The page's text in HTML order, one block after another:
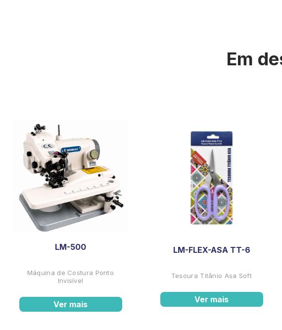
Em
LM-500
Máquina de Costura Ponto
Invisível
Ver mais
LM-FLEX-ASA TT-6
Tesoura Titânio Asa Soft
Ver mais